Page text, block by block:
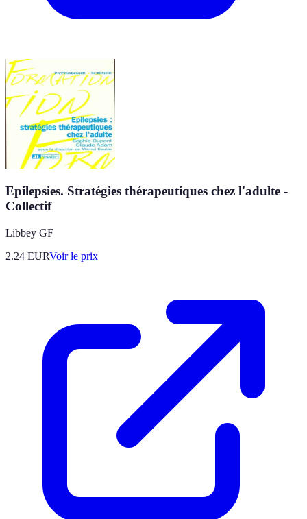
Epilepsies. Stratégies thérapeutiques chez l'adulte -
Collectif
Libbey GF
2.24 EURVoir le prix